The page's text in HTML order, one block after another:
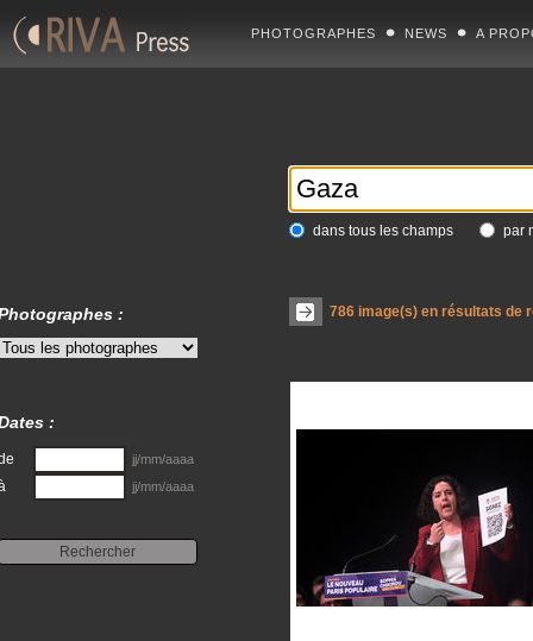
PHOTOGRAPHES NEWS A
dans tous les champs par
786image(s) en résultats de
:
:
jj/mm/aaaa
jj/mm/aaaa